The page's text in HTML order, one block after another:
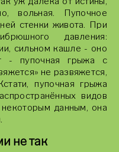
вольная. Пупочное
стенки живота. При
давления:
сильном кашле - оно
- пупочная грыжа с
не развяжется,
пупочная грыжа
видов
данным, она
не так